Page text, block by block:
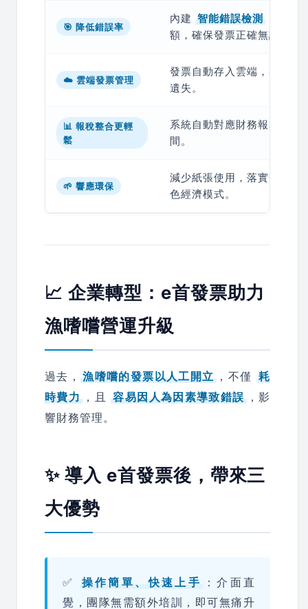
🎯 降低錯誤率
內建 智能錯誤檢測，自動
額，確保發票正確無誤。
☁️ 雲端發票管理
發票自動存入雲端，客戶可
遺失。
📊 報稅整合更輕
鬆
系統自動對應財務報表，減
間。
🌱 響應環保
減少紙張使用，落實企業
色經濟模式。
📈 企業轉型：e首發票助力
漁嗜嚐營運升級
過去，漁嗜嚐的發票以人工開立 ，不僅耗
時費力 ，且容易因人為因素導致錯誤，影
響財務管理。
✨ 導入 e首發票後，帶來三
大優勢
✅ 操作簡單、快速上手
：介面直
覺，團隊無需額外培訓，即可無痛升